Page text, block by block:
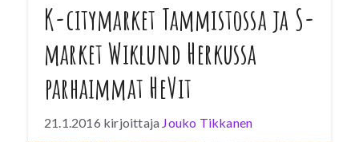
K-citymarket Tammistossa ja S-
market Wiklund Herkussa
parhaimmat HeVit
21.1.2016 kirjoittaja Jouko Tikkanen